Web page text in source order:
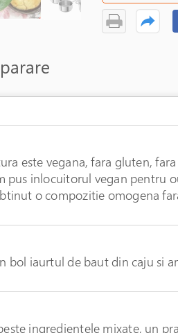
este vegana, fara gluten,
pus inlocuitorul vegan pentru
o compozitie omogena
bol iaurtul de baut din caju si
ingredientele mixate, un